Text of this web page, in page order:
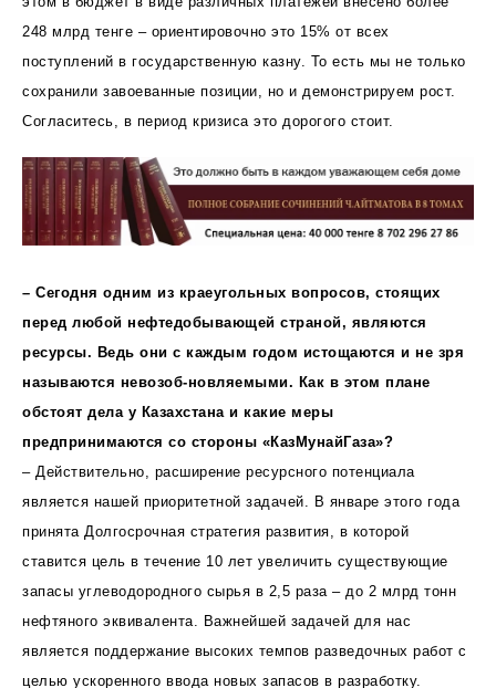
248 млрд тенге – ориентировочно это 15% от всех
поступлений в государственную казну. То есть мы не только
сохранили завоеванные позиции, но и демонстрируем рост.
Согласитесь, в период кризиса это дорогого стоит.
– Сегодня одним из краеугольных вопросов, стоящих
перед любой нефтедобывающей страной, являются
ресурсы. Ведь они с каждым годом истощаются и не зря
называются невозоб-новляемыми. Как в этом плане
обстоят дела у Казахстана и какие меры
предпринимаются со стороны «КазМунайГаза»?
– Действительно, расширение ресурсного потенциала
является нашей приоритетной задачей. В январе этого года
принята Долгосрочная стратегия развития, в которой
ставится цель в течение 10 лет увеличить существующие
запасы углеводородного сырья в 2,5 раза – до 2 млрд тонн
нефтяного эквивалента. Важнейшей задачей для нас
является поддержание высоких темпов разведочных работ с
целью ускоренного ввода новых запасов в разработку.